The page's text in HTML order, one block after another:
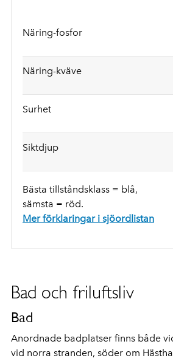
Näring-fosfor
Näring-kväve
Surhet
Siktdjup
Bästa tillståndsklass = blå,
sämsta = röd.
Mer förklaringar i sjöordlistan
Bad och friluftsliv
Bad
Anordnade badplatser finns både
vid norra stranden, söder om